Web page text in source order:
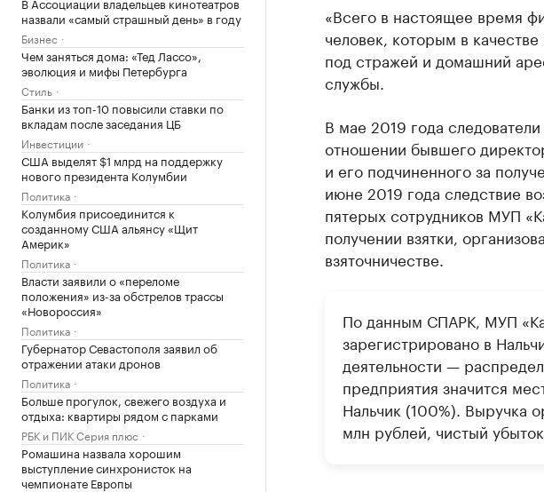
назвали «самый страшный день» в году
Бизнес
Чем заняться дома: «Тед Лассо»,
эволюция и мифы Петербурга
Стиль
Банки из топ-10 повысили ставки по
вкладам после заседания ЦБ
Инвестиции
США выделят $1 млрд на поддержку
нового президента Колумбии
Политика
Колумбия присоединится к
созданному США альянсу «Щит
Америк»
Политика
Власти заявили о «переломе
положения» из-за обстрелов трассы
«Новороссия»
Политика
Губернатор Севастополя заявил об
отражении атаки дронов
Политика
Больше прогулок, свежего воздуха и
отдыха: квартиры рядом с парками
РБК и ПИК Серия плюс
Ромашина назвала хорошим
выступление синхронисток на
чемпионате Европы
«Всего в настоящее время
человек, которым в
под стражей и домашний
службы.
В мае 2019 года
отношении бывшего
и его подчиненного за
июне 2019 года следствие
пятерых сотрудников МУП
получении взятки,
взяточничестве.
По данным СПАРК, МУП
зарегистрировано в
деятельности —
предприятия значится
Нальчик (100%). Выручка
млн рублей, чистый